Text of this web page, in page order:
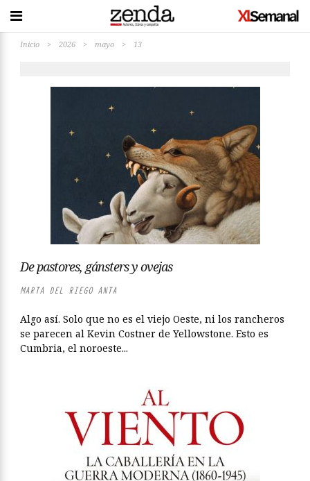
Inicio > 2026 > mayo > 13
De pastores, gánsters y ovejas
MARTA DEL RIEGO ANTA
Algo así. Solo que no es el viejo Oeste, ni los rancheros
se parecen al Kevin Costner de Yellowstone. Esto es
Cumbria, el noroeste...